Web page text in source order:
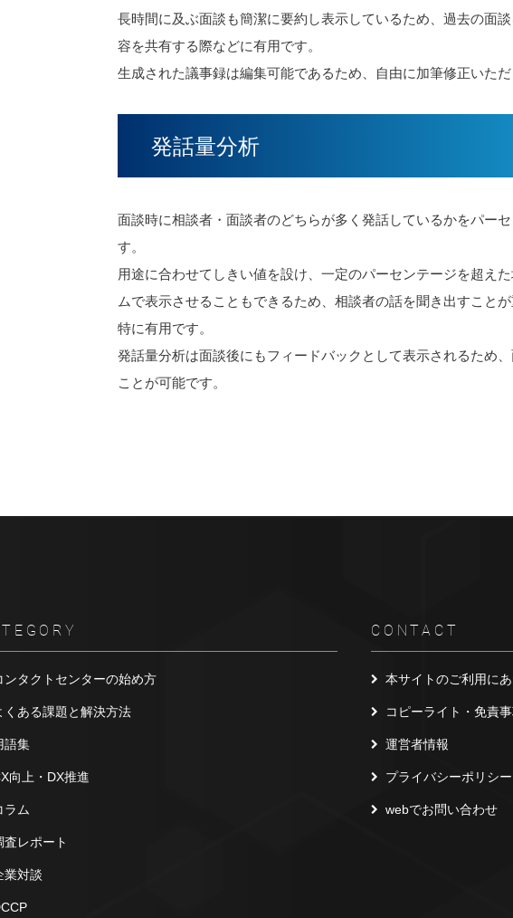
長時間に及ぶ面談も簡潔に要約し表示しているため、過去の面
容を共有する際などに有用です。
生成された議事録は編集可能であるため、自由に加筆修正いただ
発話量分析
面談時に相談者・面談者のどちらが多く発話しているかをパー
す。
用途に合わせてしきい値を設け、一定のパーセンテージを超え
ムで表示させることもできるため、相談者の話を聞き出すこと
特に有用です。
発話量分析は面談後にもフィードバックとして表示されるため
ことが可能です。
ンタクトセンターの始め方
くある課題と解決方法
語集
向上・DX推進
ラム
査レポート
業対談
CONTACT
本サイトのご利用に
コピーライト・免責
運営者情報
プライバシーポリシー
webでお問い合わせ